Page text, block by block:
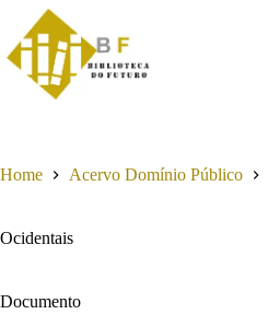
para
conteúdo
Home Acervo Domínio Público
Ocidentais
Documento